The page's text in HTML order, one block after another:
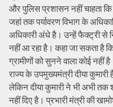
और पुलिस प्रशासन नहीं चाहता
जहां तक पर्यावरण विभाग के
अधिकारी अंधे है। उन्हें फैक्ट्री से
नहीं आ रहा है। कहा जा सकता है
ग्रामीणों को सुनने वाला कोई नहीं
राज्य के उपमुख्यमंत्री दीया कुमारी
लेकिन दीया कुमारी ने भी अभी तक
नहीं दिए है। प्रभारी मंत्री की